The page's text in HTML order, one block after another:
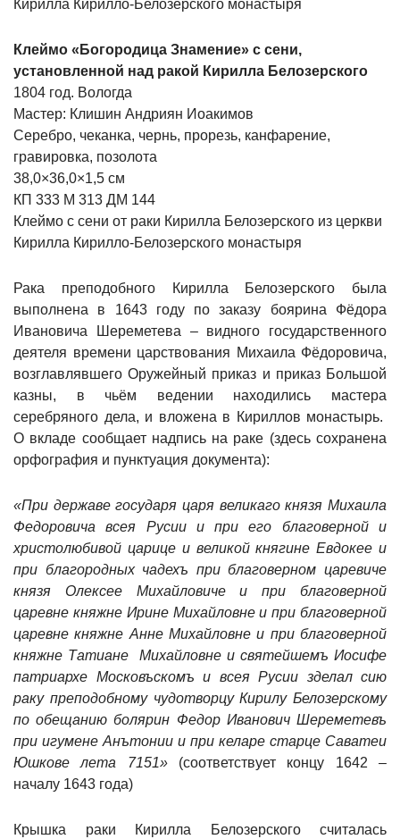
Кирилла Кирилло-Белозерского монастыря
Клеймо «Богородица Знамение» с сени,
установленной над ракой Кирилла Белозерского
1804 год. Вологда
Мастер: Клишин Андриян Иоакимов
Серебро, чеканка, чернь, прорезь, канфарение,
гравировка, позолота
38,0×36,0×1,5 см
КП 333 М 313 ДМ 144
Клеймо с сени от раки Кирилла Белозерского из церкви
Кирилла Кирилло-Белозерского монастыря
Рака преподобного Кирилла Белозерского была
выполнена в 1643 году по заказу боярина Фёдора
Ивановича Шереметева – видного государственного
деятеля времени царствования Михаила Фёдоровича,
возглавлявшего Оружейный приказ и приказ Большой
казны, в чьём ведении находились мастера
серебряного дела, и вложена в Кириллов монастырь.
О вкладе сообщает надпись на раке (здесь сохранена
орфография и пунктуация документа):
«При державе государя царя великаго князя Михаила
Федоровича всея Русии и при его благоверной и
христолюбивой царице и великой княгине Евдокее и
при благородных чадехъ при благоверном царевиче
князя Олексее Михайловиче и при благоверной
царевне княжне Ирине Михайловне и при благоверной
царевне княжне Анне Михайловне и при благоверной
княжне Татиане Михайловне и святейшемъ Иосифе
патриархе Московъскомъ и всея Русии зделал сию
раку преподобному чудотворцу Кирилу Белозерскому
по обещанию болярин Федор Иванович Шереметевъ
при игумене Анътонии и при келаре старце Саватеи
Юшкове лета 7151» (соответствует концу 1642 –
началу 1643 года)
Крышка раки Кирилла Белозерского считалась